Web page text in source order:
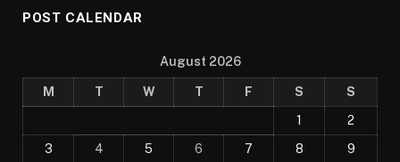
POST CALENDAR
August 2026
M T W T F S
S
1
2
3
4 5 6 7 8
9